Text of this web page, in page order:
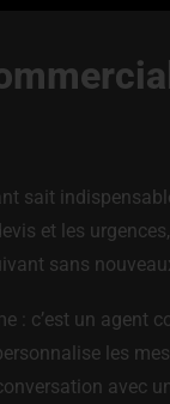
sait
et les
sans
: c’est un
les
avec